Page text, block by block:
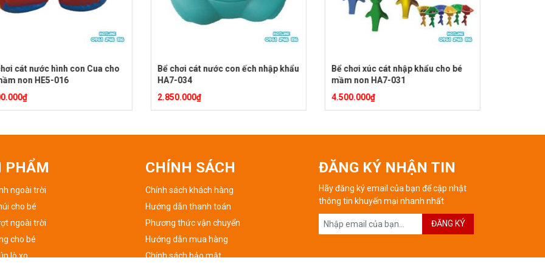
cát nước hình con Cua cho
non HE5-016
₫
Bể chơi cát nước con ếch nhập khẩu
HA7-034
2.850.000₫
Bể chơi xúc cát nhập khẩu cho bé
mầm non HA7-031
4.500.000₫
PHẨM
ngoài trời
cho bé
ngoài trời
cho bé
lò xo
CHÍNH SÁCH
Chính sách khách hàng
Hướng dẫn thanh toán
Phương thức vận chuyển
Hướng dẫn mua hàng
Chính sách bảo mật
ĐĂNG KÝ NHẬN TIN
Hãy đăng ký email của bạn để cập nhật
thông tin khuyến mại nhanh nhất